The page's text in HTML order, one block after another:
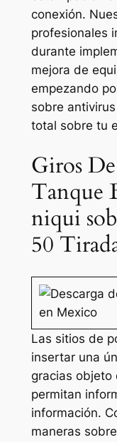
conexión.
profesionales
durante
mejora de
empezando
sobre
total sobre tu
Giros
Tanque
niqui
50
Las sitios de
insertar una
gracias objeto
permitan
información.
maneras